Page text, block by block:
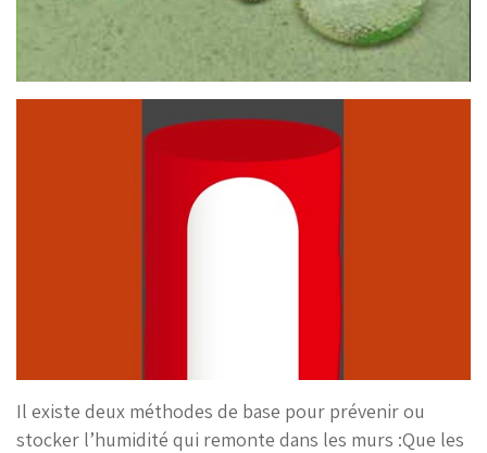
Il existe deux méthodes de base pour prévenir ou
stocker l’humidité qui remonte dans les murs :Que les